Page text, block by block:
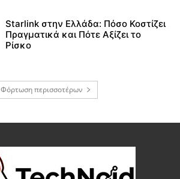
Starlink στην Ελλάδα: Πόσο Κοστίζει
Πραγματικά και Πότε Αξίζει το
Ρίσκο
Φόρτωση περισσοτέρων